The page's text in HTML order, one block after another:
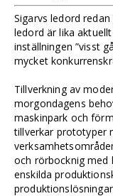
Sigarvs ledord
ledord är lika
inställningen ”visst
mycket
Tillverkning av
morgondagens
maskinpark och
tillverkar prototyper
och rörbocknig med
enskilda